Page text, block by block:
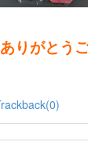
りがとう